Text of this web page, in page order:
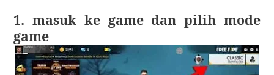
1. masuk ke game dan pilih mode
game